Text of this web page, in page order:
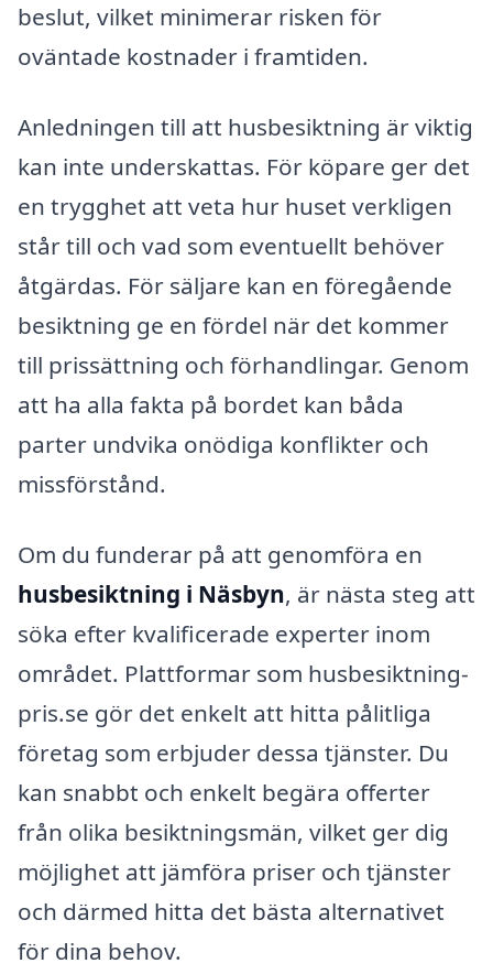
beslut, vilket minimerar risken för
oväntade kostnader i framtiden.
Anledningen till att husbesiktning är viktig
kan inte underskattas. För köpare ger det
en trygghet att veta hur huset verkligen
står till och vad som eventuellt behöver
åtgärdas. För säljare kan en föregående
besiktning ge en fördel när det kommer
till prissättning och förhandlingar. Genom
att ha alla fakta på bordet kan båda
parter undvika onödiga konflikter och
missförstånd.
Om du funderar på att genomföra en
husbesiktning i Näsbyn, är nästa steg att
söka efter kvalificerade experter inom
området. Plattformar som husbesiktning-
pris.se gör det enkelt att hitta pålitliga
företag som erbjuder dessa tjänster. Du
kan snabbt och enkelt begära offerter
från olika besiktningsmän, vilket ger dig
möjlighet att jämföra priser och tjänster
och därmed hitta det bästa alternativet
för dina behov.